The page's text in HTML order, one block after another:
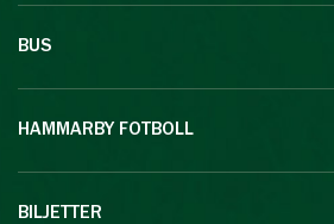
BUS
HAMMARBY FOTBOLL
BILJETTER